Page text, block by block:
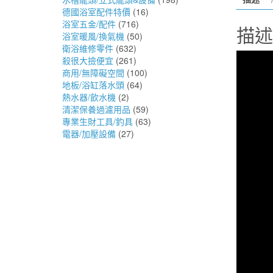
德國浴室配件特價 (16)
浴室五金/配件 (716)
浴室暖風/換氣機 (50)
衛浴維修零件 (632)
殺很大撿便宜 (261)
商用/無障礙空間 (100)
地板/浴缸落水頭 (64)
熱水器/飲水機 (2)
清潔保養過濾用品 (59)
專業生財工具/釣具 (63)
電器/加壓設備 (27)
描述